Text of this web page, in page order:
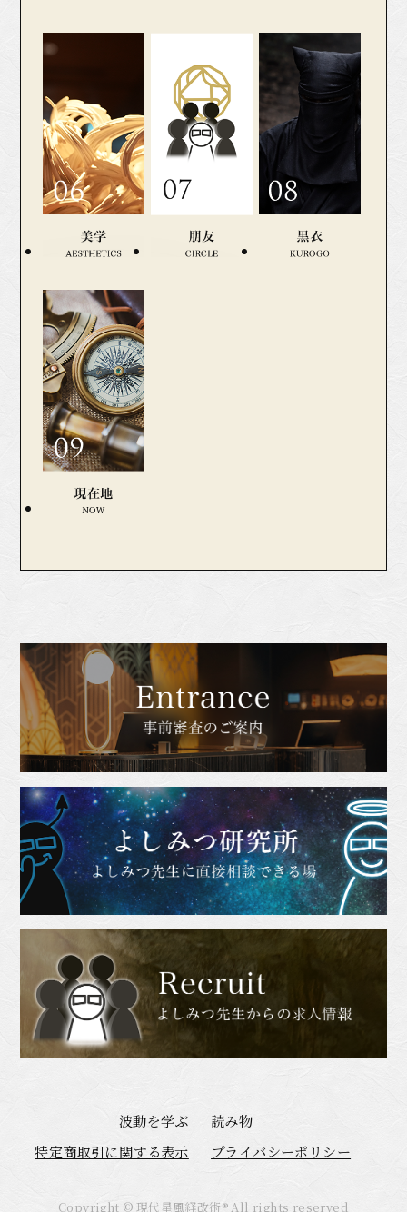
波動を学ぶ
読み物
特定商取引に関する表示
プライバシーポリシー
Copyright © 現代星風経改術®︎ All rights reserved